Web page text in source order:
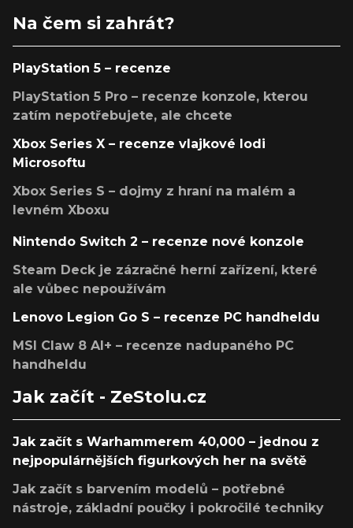
Na čem si zahrát?
PlayStation 5 – recenze
PlayStation 5 Pro – recenze konzole, kterou
zatím nepotřebujete, ale chcete
Xbox Series X – recenze vlajkové lodi
Microsoftu
Xbox Series S – dojmy z hraní na malém a
levném Xboxu
Nintendo Switch 2 – recenze nové konzole
Steam Deck je zázračné herní zařízení, které
ale vůbec nepoužívám
Lenovo Legion Go S – recenze PC handheldu
MSI Claw 8 AI+ – recenze nadupaného PC
handheldu
Jak začít - ZeStolu.cz
Jak začít s Warhammerem 40,000 – jednou z
nejpopulárnějších figurkových her na světě
Jak začít s barvením modelů – potřebné
nástroje, základní poučky i pokročilé techniky